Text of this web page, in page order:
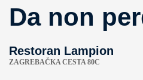
Da non
Restoran Lampion
ZAGREBAČKA CESTA 80C